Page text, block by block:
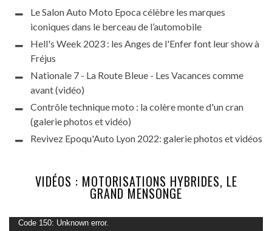
Le Salon Auto Moto Epoca célèbre les marques
iconiques dans le berceau de l’automobile
Hell's Week 2023 : les Anges de l'Enfer font leur show à
Fréjus
Nationale 7 - La Route Bleue - Les Vacances comme
avant (vidéo)
Contrôle technique moto : la colère monte d'un cran
(galerie photos et vidéo)
Revivez Epoqu'Auto Lyon 2022: galerie photos et vidéos
VIDÉOS : MOTORISATIONS HYBRIDES, LE
GRAND MENSONGE
Lecteur
Code 150: Unknown error.